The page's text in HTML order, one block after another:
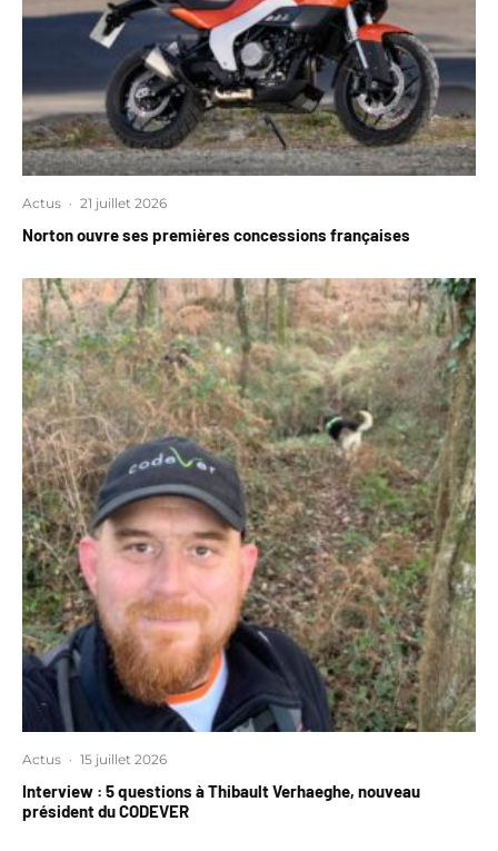
Actus · 21 juillet 2026
Norton ouvre ses premières concessions françaises
Actus · 15 juillet 2026
Interview : 5 questions à Thibault Verhaeghe, nouveau
président du CODEVER